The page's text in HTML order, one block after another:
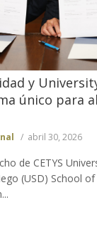
y
único para
abril 30, 2026
de CETYS
(USD) School